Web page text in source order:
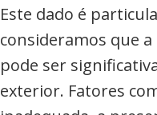
Este dado é
consideramos que
pode ser
exterior. Fatores